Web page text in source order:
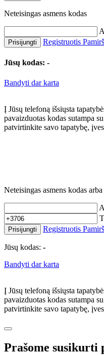
Neteisingas asmens kodas
Prisijungti Registruotis
Jūsų kodas: -
Bandyti dar karta
Į Jūsų telefoną išsiųsta
pavaizduotas kodas sutampa
patvirtinkite savo tapatybę,
Neteisingas asmens kodas
Prisijungti Registruotis
Jūsų kodas: -
Bandyti dar karta
Į Jūsų telefoną išsiųsta
pavaizduotas kodas sutampa
patvirtinkite savo tapatybę,
Prašome susikurti